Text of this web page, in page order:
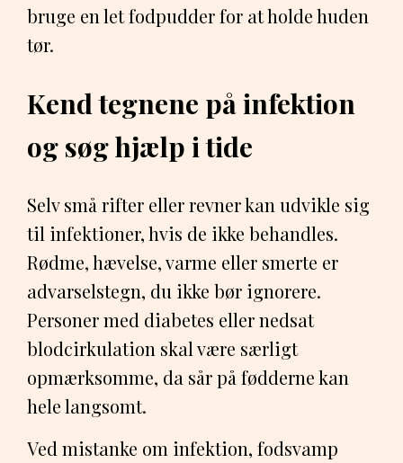
bruge en let fodpudder for at holde huden
tør.
Kend tegnene på infektion
og søg hjælp i tide
Selv små rifter eller revner kan udvikle sig
til infektioner, hvis de ikke behandles.
Rødme, hævelse, varme eller smerte er
advarselstegn, du ikke bør ignorere.
Personer med diabetes eller nedsat
blodcirkulation skal være særligt
opmærksomme, da sår på fødderne kan
hele langsomt.
Ved mistanke om infektion, fodsvamp